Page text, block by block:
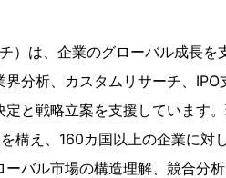
）は、企業のグローバル成長
分析、カスタムリサーチ、
と戦略立案を支援しています
構え、160カ国以上の企業に対
ーバル市場の構造理解、競合分